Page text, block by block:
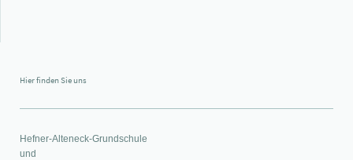
Hier finden Sie uns
Hefner-Alteneck-Grundschule
und